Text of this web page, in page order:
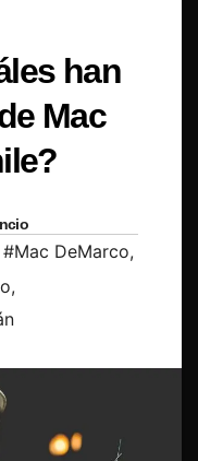
han
Mac
#Mac DeMarco,
,